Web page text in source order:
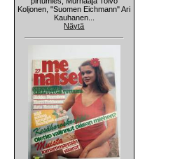
Koljonen, "Suomen Eichmann" Ari
Kauhanen...
Näytä